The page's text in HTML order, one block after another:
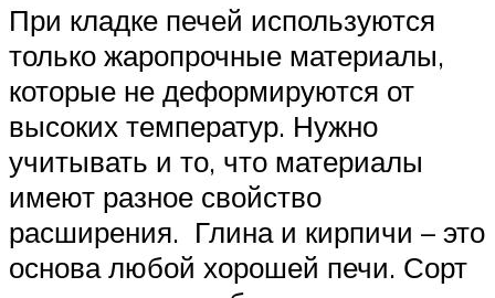
При кладке печей используются
только жаропрочные материалы,
которые не деформируются от
высоких температур. Нужно
учитывать и то, что материалы
имеют разное свойство
расширения. Глина и кирпичи – это
основа любой хорошей печи. Сорт